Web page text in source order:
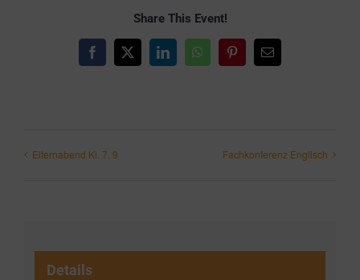
Share This Event!
Facebook
X LinkedInWhatsAppPinterest
E-
Elternabend Kl. 7, 9 Fachkonferenz Englisch
Details